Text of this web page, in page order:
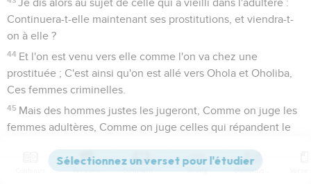
Je dis alors au sujet de celle qui a vieilli dans l'adultère :
Continuera-t-elle maintenant ses prostitutions, et viendra-t-
on à elle ?
44 Et l'on est venu vers elle comme l'on va chez une
prostituée ; C'est ainsi qu'on est allé vers Ohola et Oholiba,
Ces femmes criminelles.
45 Mais des hommes justes les jugeront, Comme on juge les
femmes adultères, Comme on juge celles qui répandent le
Car ainsi parle le Seigneur, l'Éternel : Je ferai monter
Versions Commentaires Strong